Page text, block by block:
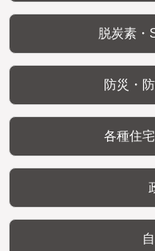
脱炭素・
防災・
各種住